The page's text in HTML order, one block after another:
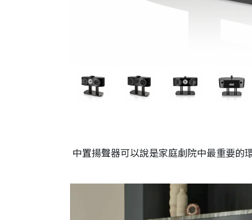
中置揚聲器可以說是家庭劇院中最重要